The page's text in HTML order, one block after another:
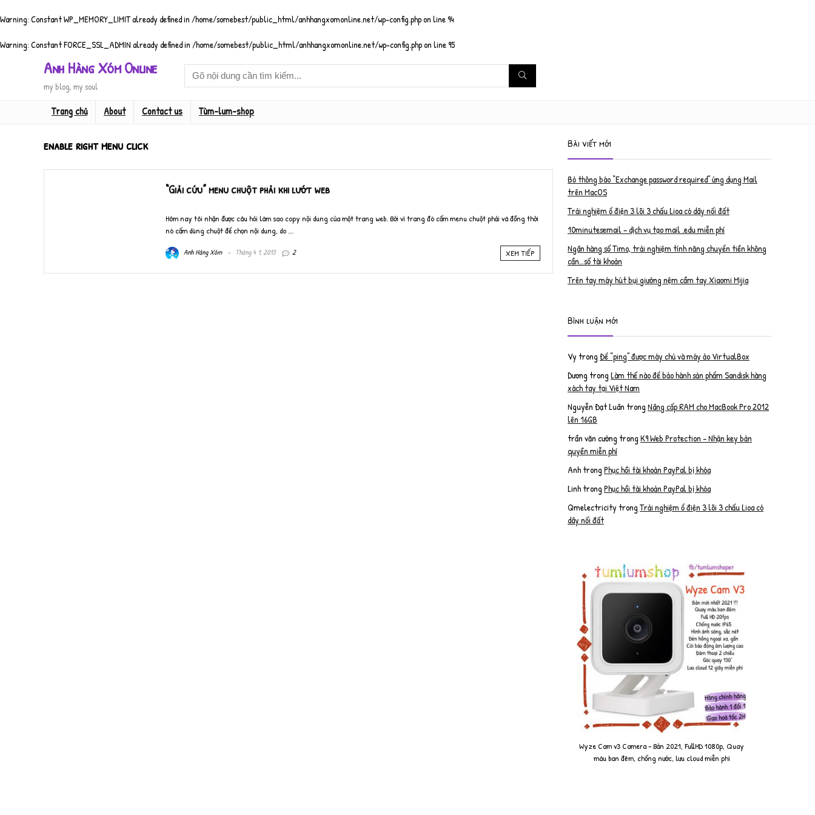
Warning: Constant WP_MEMORY_LIMIT already defined in/home/somebest/public_html/anhhangxomonline.net/wp-config.phpon line94
Warning: Constant FORCE_SSL_ADMIN already defined in/home/somebest/public_html/anhhangxomonline.net/wp-config.phpon line95
Anh Hàng Xóm Online
my blog, my soul
Trang chủ About Contact us Tùm-lum-shop
enable right menu click
“Giải cứu” menu chuột phải khi lướt web
Hôm nay tôi nhận được câu hỏi làm sao copy nội dung của một trang web. Bởi vì trang đó cấm menu chuột phải và đồng thời
nó cấm dùng chuột để chọn nội dung, do ...
Anh Hàng Xóm Tháng 4 1, 2013 2 XEM TIẾP
Bài viết mới
Bỏ thông báo “Exchange password required” ứng dụng Mail
trên MacOS
Trải nghiệm ổ điện 3 lõi 3 chấu Lioa có dây nối đất
10minutesemail – dịch vụ tạo mail .edu miễn phí
Ngân hàng số Timo, trải nghiệm tính năng chuyển tiền không
cần…số tài khoản
Trên tay máy hút bụi giường nệm cầm tay Xiaomi Mijia
Bình luận mới
Vy trongĐể “ping” được máy chủ và máy ảo VirtualBox
Dương trongLàm thế nào để bảo hành sản phẩm Sandisk hàng
xách tay tại Việt Nam
Nguyễn Đạt Luân trongNâng cấp RAM cho MacBook Pro 2012
lên 16GB
trần văn cường trongK9 Web Protection – Nhận key bản
quyền miễn phí
AnhtrongPhục hồi tài khoản PayPal bị khóa
LinhtrongPhục hồi tài khoản PayPal bị khóa
Qmelectricity trongTrải nghiệm ổ điện 3 lõi 3 chấu Lioa có
dây nối đất
Wyze Cam v3 Camera - Bản 2021, FullHD 1080p, Quay
màu ban đêm, chống nước, lưu cloud miễn phí